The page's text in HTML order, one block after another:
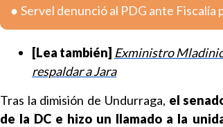
Servel denunció al PDG ante
[Lea también] Exministro Mladinic
respaldar a Jara
Tras la dimisión de Undurraga, el
de la DC e hizo un llamado a la